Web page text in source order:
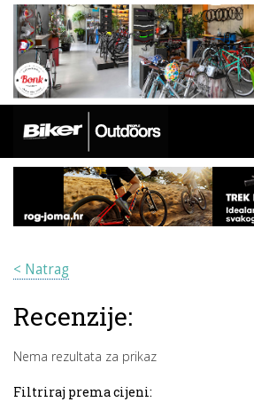
< Natrag
Recenzije:
Nema rezultata za prikaz
Filtriraj prema cijeni: